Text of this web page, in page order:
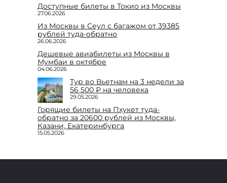
Доступные билеты в Токио из Москвы
27.06.2026
Из Москвы в Сеул с багажом от 39385
рублей туда-обратно
26.06.2026
Дешевые авиабилеты из Москвы в
Мумбаи в октябре
04.06.2026
Тур во Вьетнам на 3 недели за
56 500 ₽ на человека
29.05.2026
Горящие билеты на Пхукет туда-
обратно за 20600 рублей из Москвы,
Казани, Екатеринбурга
15.05.2026